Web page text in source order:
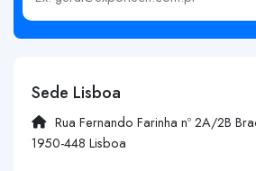
Sede Lisboa
Rua Fernando Farinha nº 2A/2B
1950-448 Lisboa